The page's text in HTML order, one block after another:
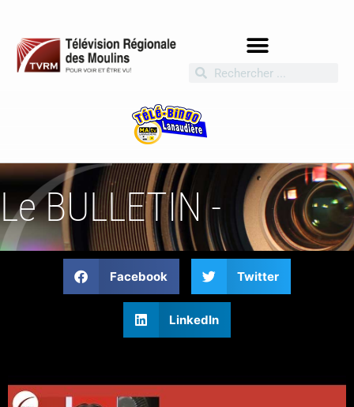
Le BULLETIN -
Facebook Twitter
LinkedIn